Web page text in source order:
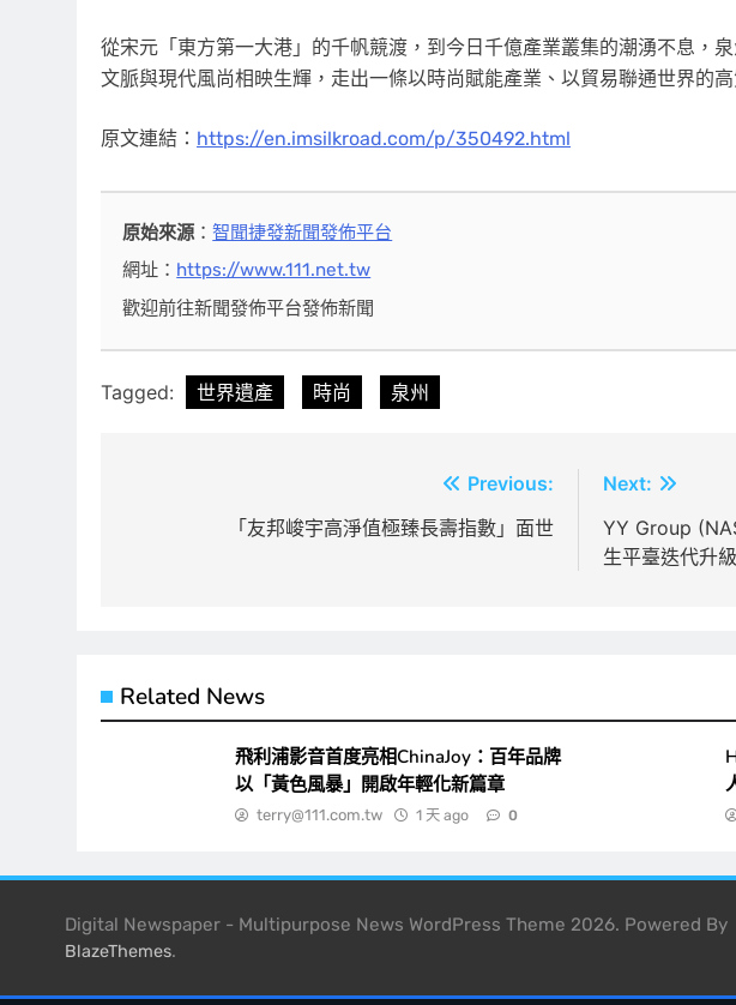
從宋元「東方第一大港」的千帆競渡，到今日千億產業叢集的潮湧不息，
文脈與現代風尚相映生輝，走出一條以時尚賦能產業、以貿易聯通世界的高
原文連結： https://en.imsilkroad.com/p/350492.html
原始來源 ：智聞捷發新聞發佈平台
網址： https://www.111.net.tw
歡迎前往新聞發佈平台發佈新聞
Tagged: 世界遺產 時尚 泉州
Previous:
「友邦峻宇高淨值極臻長壽指數」面世
Next:
YY Group
生平臺迭代升
Related News
飛利浦影音首度亮相ChinaJoy：百年品牌
以「黃色風暴」開啟年輕化新篇章
terry@111.com.tw 1 天 ago 0
Digital Newspaper - Multipurpose News WordPress Theme 2026. Powered By
BlazeThemes.